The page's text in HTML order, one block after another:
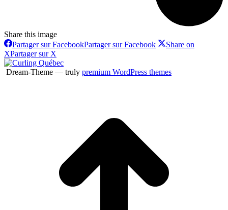
Share this image
Partager sur FacebookPartager sur Facebook
Share on
XPartager sur X
Dream-Theme — truly premium WordPress themes